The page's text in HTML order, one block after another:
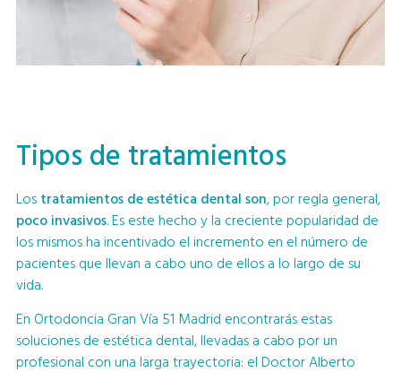
Tipos de tratamientos
Los tratamientos de estética dental son, por regla general,
poco invasivos. Es este hecho y la creciente popularidad de
los mismos ha incentivado el incremento en el número de
pacientes que llevan a cabo uno de ellos a lo largo de su
vida.
En Ortodoncia Gran Vía 51 Madrid encontrarás estas
soluciones de estética dental, llevadas a cabo por un
profesional con una larga trayectoria: el Doctor Alberto